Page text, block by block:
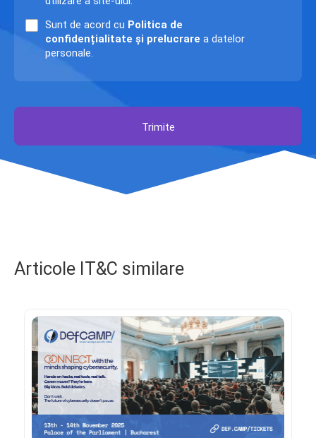
Sunt de acord cu Politica de
confidențialitate și prelucrare a datelor
personale.
Trimite
Articole IT&C similare